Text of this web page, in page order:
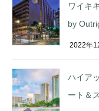
ワイキ
by
2022年
ハイア
ート＆